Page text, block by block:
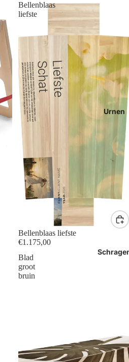
Urnen
Bellenblaas
liefste
Bellenblaas liefste
€1.175,00
Blad
groot
bruin